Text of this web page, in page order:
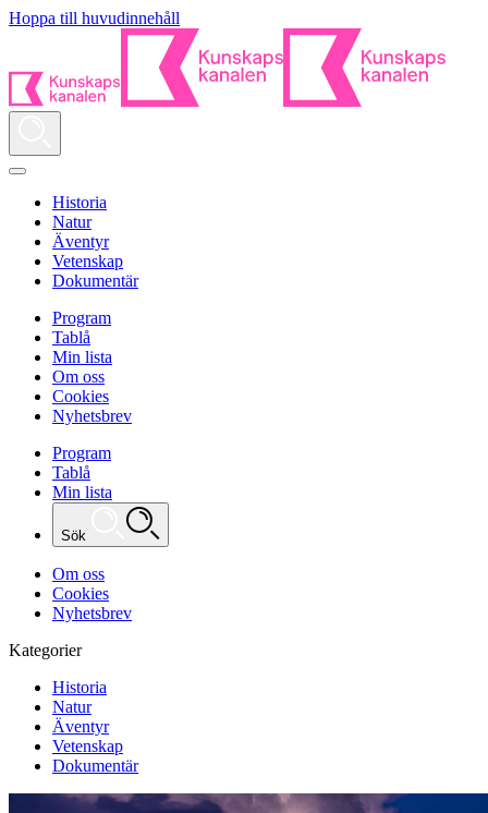
Hoppa till huvudinnehåll
Historia
Natur
Äventyr
Vetenskap
Dokumentär
Program
Tablå
Min lista
Om oss
Cookies
Nyhetsbrev
Program
Tablå
Min lista
Sök
Om oss
Cookies
Nyhetsbrev
Kategorier
Historia
Natur
Äventyr
Vetenskap
Dokumentär